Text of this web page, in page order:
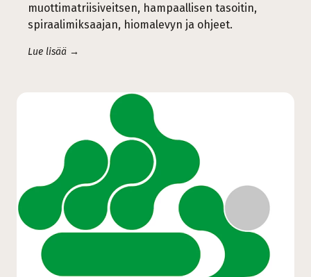
muottimatriisiveitsen, hampaallisen tasoitin,
spiraalimiksaajan, hiomalevyn ja ohjeet.
Lue lisää →